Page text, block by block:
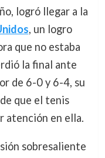
logró llegar a la
, un logro
que no estaba
la final ante
de 6-0 y 6-4, su
que el tenis
atención en ella.
sobresaliente